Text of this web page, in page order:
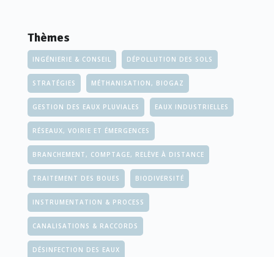
Thèmes
INGÉNIERIE & CONSEIL DÉPOLLUTION DES SOLS
STRATÉGIES MÉTHANISATION, BIOGAZ
GESTION DES EAUX PLUVIALES EAUX INDUSTRIELLES
RÉSEAUX, VOIRIE ET ÉMERGENCES
BRANCHEMENT, COMPTAGE, RELÈVE À DISTANCE
TRAITEMENT DES BOUES BIODIVERSITÉ
INSTRUMENTATION & PROCESS
CANALISATIONS & RACCORDS
DÉSINFECTION DES EAUX